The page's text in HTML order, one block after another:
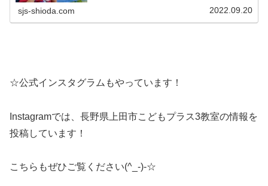
sjs-shioda.com 2022.09.20
☆公式インスタグラムもやっています！
Instagramでは、長野県上田市こどもプラス3教室の情報を
投稿しています！
こちらもぜひご覧ください(^_-)-☆